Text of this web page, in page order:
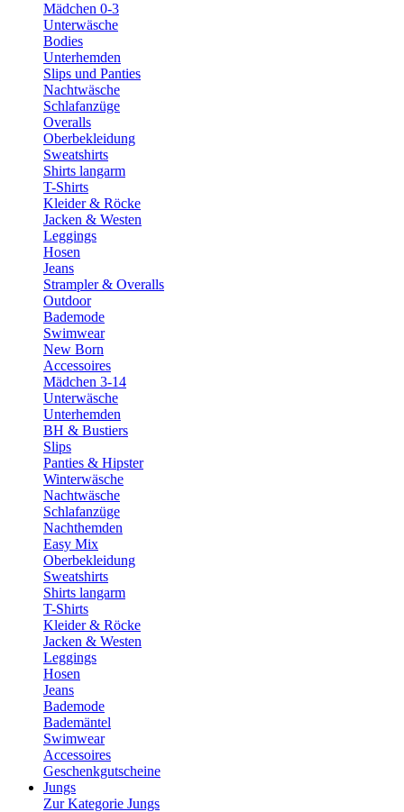
Mädchen 0-3
Unterwäsche
Bodies
Unterhemden
Slips und Panties
Nachtwäsche
Schlafanzüge
Overalls
Oberbekleidung
Sweatshirts
Shirts langarm
T-Shirts
Kleider & Röcke
Jacken & Westen
Leggings
Hosen
Jeans
Strampler & Overalls
Outdoor
Bademode
Swimwear
New Born
Accessoires
Mädchen 3-14
Unterwäsche
Unterhemden
BH & Bustiers
Slips
Panties & Hipster
Winterwäsche
Nachtwäsche
Schlafanzüge
Nachthemden
Easy Mix
Oberbekleidung
Sweatshirts
Shirts langarm
T-Shirts
Kleider & Röcke
Jacken & Westen
Leggings
Hosen
Jeans
Bademode
Bademäntel
Swimwear
Accessoires
Geschenkgutscheine
Jungs
Zur Kategorie Jungs